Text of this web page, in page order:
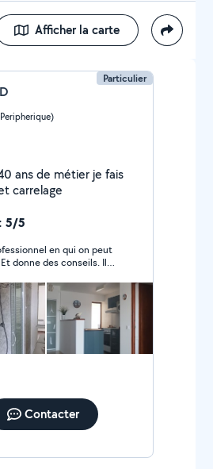
Afficher la carte
Particulier
carrelage
5/5
en qui on peut
donne des conseils. Il
Michel pour son
Contacter